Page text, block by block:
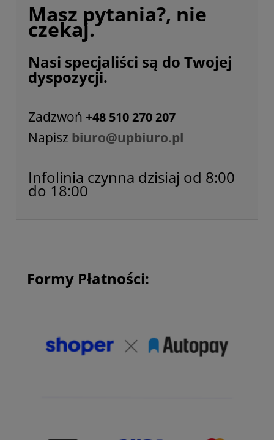
Masz pytania?, nie
czekaj.
Nasi specjaliści są do Twojej
dyspozycji.
Zadzwoń +48 510 270 207
Napisz biuro@upbiuro.pl
Infolinia czynna dzisiaj od 8:00
do 18:00
Formy Płatności: